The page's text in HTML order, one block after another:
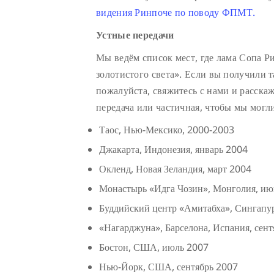
видения Ринпоче по поводу ФПМТ.
Устные передачи
Мы ведём список мест, где лама Сопа
золотистого света». Если вы получили
пожалуйста, свяжитесь с нами и
передача или частичная, чтобы мы
Таос, Нью-Мексико, 2000-2003
Джакарта, Индонезия, январь 2004
Окленд, Новая Зеландия, март 2004
Монастырь «Идга Чозин», Монголия,
Буддийский центр «Амитабха»,
«Нагарджуна», Барселона, Испания,
Бостон, США, июль 2007
Нью-Йорк, США, сентябрь 2007